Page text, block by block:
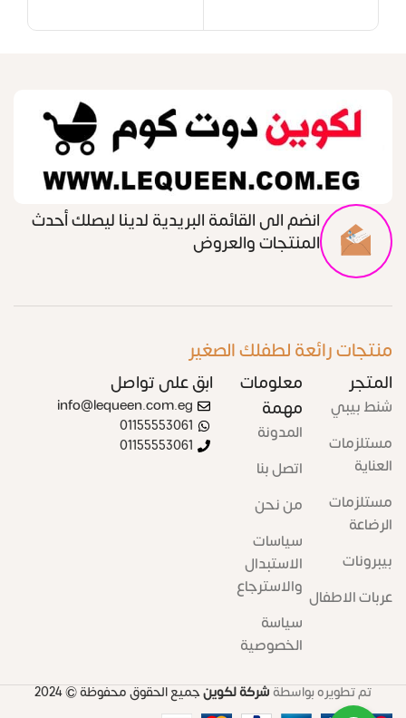
انضم الى القائمة البريدية لدينا ليصلك أحدث
المنتجات والعروض
منتجات رائعة لطفلك الصغير
المتجر
شنط بيبي
مستلزمات
العناية
مستلزمات
الرضاعة
بيبرونات
عربات الاطفال
معلومات
مهمة
المدونة
اتصل بنا
من نحن
سياسات
الاستبدال
والاسترجاع
سياسة
الخصوصية
ابق على تواصل
info@lequeen.com.eg
01155553061
01155553061
تم تطويره بواسطةشركة لكوينجميع الحقوق محفوظة© 2024